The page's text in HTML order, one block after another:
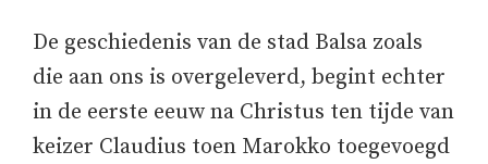
De geschiedenis van de stad Balsa zoals
die aan ons is overgeleverd, begint echter
in de eerste eeuw na Christus ten tijde van
keizer Claudius toen Marokko toegevoegd